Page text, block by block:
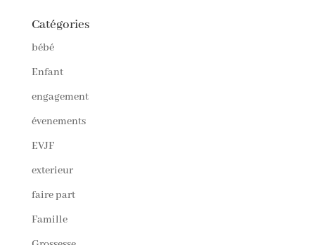
Catégories
bébé
Enfant
engagement
évenements
EVJF
exterieur
faire part
Famille